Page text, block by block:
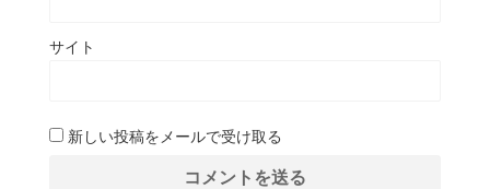
サイト
新しい投稿をメールで受け取る